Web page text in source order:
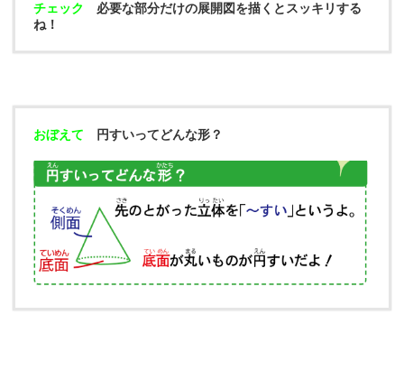
チェック
必要な部分だけの展開図を描くとスッキリする
ね！
おぼえて 円すいってどんな形？